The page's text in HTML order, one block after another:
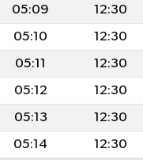
05:09 12:30
05:10 12:30
05:11 12:30
05:12 12:30
05:13 12:30
05:14 12:30